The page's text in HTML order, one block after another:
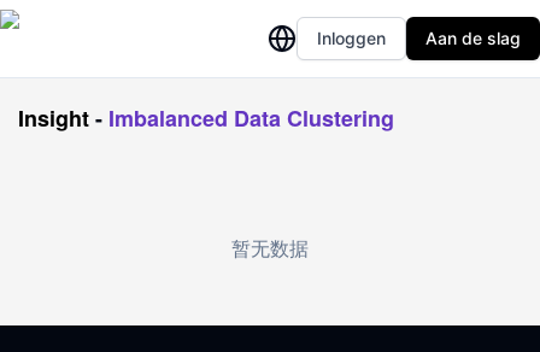
Inloggen Aan de slag
Insight- Imbalanced Data Clustering
暂无数据